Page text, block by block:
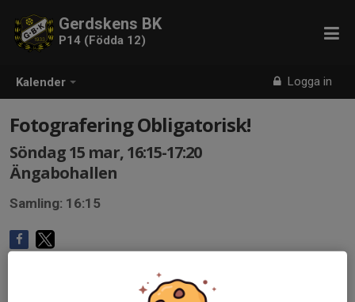
Kalender Logga in
Gerdskens BK
P14 (Födda 12)
Fotografering Obligatorisk!
Söndag 15 mar, 16:15-17:20
Ängabohallen
Samling: 16:15